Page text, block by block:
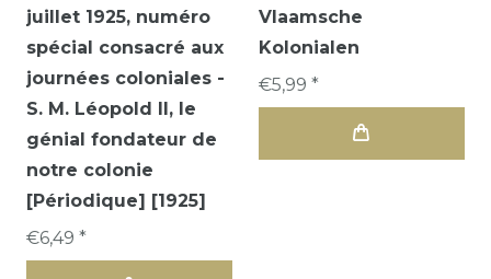
juillet 1925, numéro
spécial consacré aux
journées coloniales -
S. M. Léopold II, le
génial fondateur de
notre colonie
[Périodique] [1925]
€6,49 *
Vlaamsche
Kolonialen
€5,99 *